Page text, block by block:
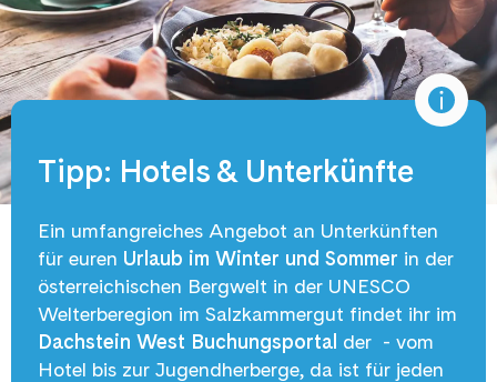
Tipp: Hotels & Unterkünfte
Ein umfangreiches Angebot an Unterkünften
für euren Urlaub im Winter und Sommer in der
österreichischen Bergwelt in der UNESCO
Welterberegion im Salzkammergut findet ihr im
Dachstein West Buchungsportal der - vom
Hotel bis zur Jugendherberge, da ist für jeden